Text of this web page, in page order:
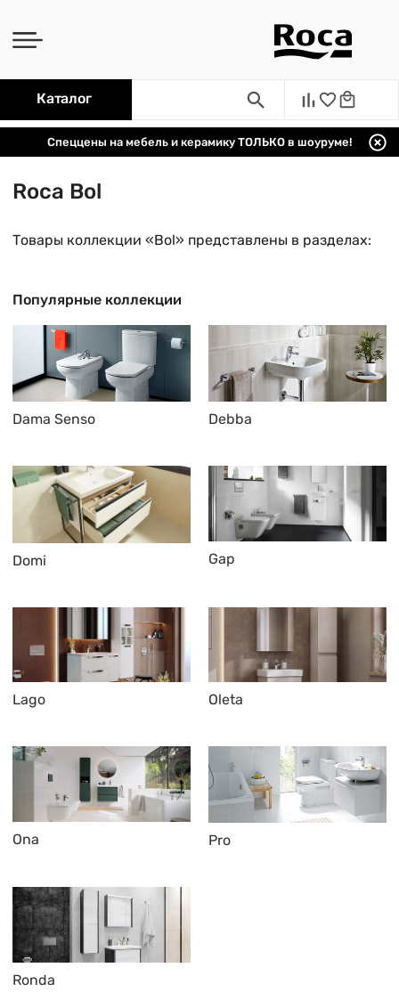
Каталог
Спеццены на мебель и керамику ТОЛЬКО в шоуруме!
Roca Bol
Товары коллекции «Bol» представлены в разделах:
Популярные коллекции
Dama Senso Debba
Domi Gap
Lago Oleta
Ona Pro
Ronda